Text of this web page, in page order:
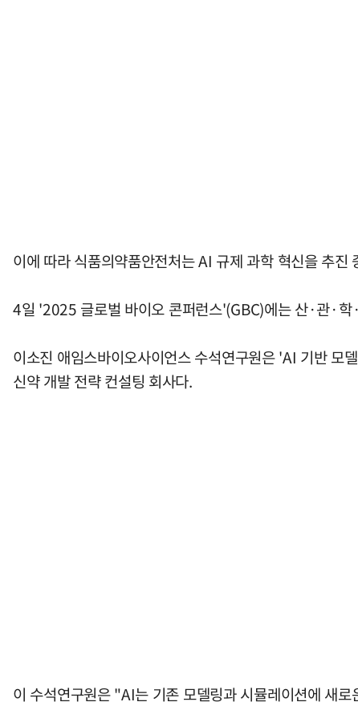
이에 따라 식품의약품안전처는 AI 규제 과학 혁신을 추진
4일 '2025 글로벌 바이오 콘퍼런스'(GBC)에는 산·관·
이소진 애임스바이오사이언스 수석연구원은 'AI 기반 모
신약 개발 전략 컨설팅 회사다.
이 수석연구원은 "AI는 기존 모델링과 시뮬레이션에 새